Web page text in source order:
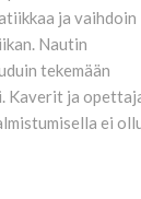
ja vaihdoin
Nautin
tekemään
Kaverit ja
ei